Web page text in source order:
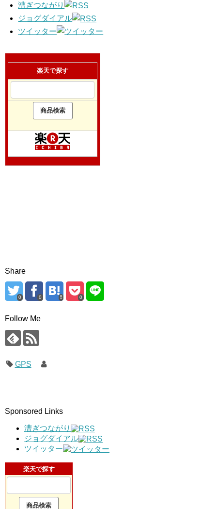
漕ぎつながり
ジョグダイアル
ツイッター
楽天で探す
Share
0 0 0
Follow Me
GPS
Sponsored Links
漕ぎつながり
ジョグダイアル
ツイッター
楽天で探す